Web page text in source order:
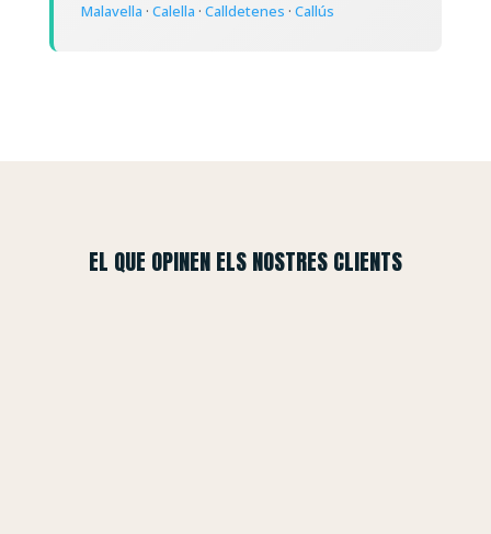
Malavella · Calella · Calldetenes · Callús
EL QUE OPINEN ELS NOSTRES CLIENTS